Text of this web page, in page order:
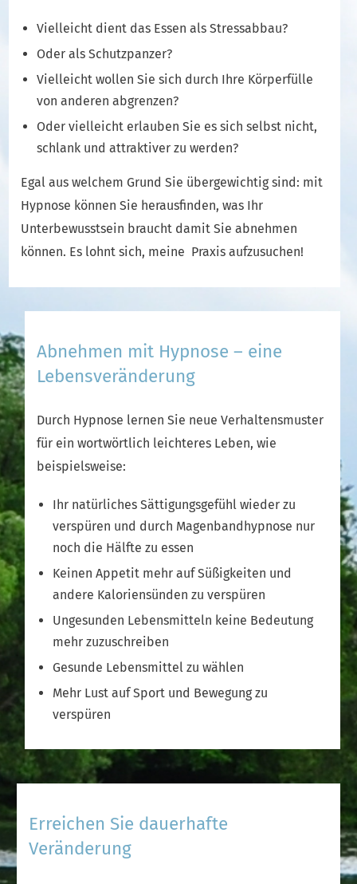
Vielleicht dient das Essen als Stressabbau?
Oder als Schutzpanzer?
Vielleicht wollen Sie sich durch Ihre Körperfülle
von anderen abgrenzen?
Oder vielleicht erlauben Sie es sich selbst nicht,
schlank und attraktiver zu werden?
Egal aus welchem Grund Sie übergewichtig sind: mit
Hypnose können Sie herausfinden, was Ihr
Unterbewusstsein braucht damit Sie abnehmen
können. Es lohnt sich, meine Praxis aufzusuchen!
Abnehmen mit Hypnose – eine
Lebensveränderung
Durch Hypnose lernen Sie neue Verhaltensmuster
für ein wortwörtlich leichteres Leben, wie
beispielsweise:
Ihr natürliches Sättigungsgefühl wieder zu
verspüren und durch Magenbandhypnose nur
noch die Hälfte zu essen
Keinen Appetit mehr auf Süßigkeiten und
andere Kaloriensünden zu verspüren
Ungesunden Lebensmitteln keine Bedeutung
mehr zuzuschreiben
Gesunde Lebensmittel zu wählen
Mehr Lust auf Sport und Bewegung zu
verspüren
Erreichen Sie dauerhafte
Veränderung